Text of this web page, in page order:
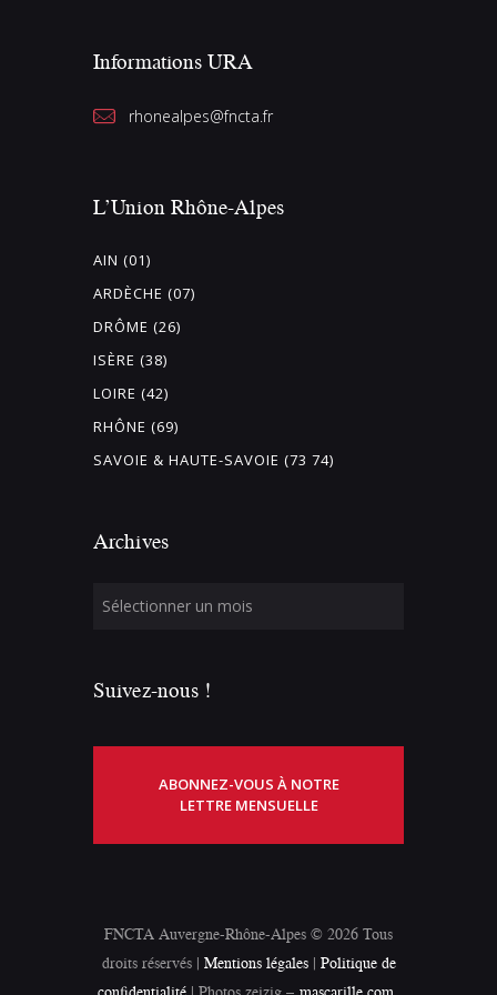
Informations URA
rhonealpes@fncta.fr
L’Union Rhône-Alpes
AIN (01)
ARDÈCHE (07)
DRÔME (26)
ISÈRE (38)
LOIRE (42)
RHÔNE (69)
SAVOIE & HAUTE-SAVOIE (73 74)
Archives
Suivez-nous !
ABONNEZ-VOUS À NOTRE
LETTRE MENSUELLE
FNCTA Auvergne-Rhône-Alpes © 2026 Tous
droits réservés | Mentions légales| Politique de
confidentialité | Photos zeizig – mascarille.com